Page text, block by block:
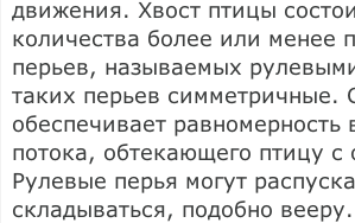
движения. Хвост птицы
количества более или менее
перьев, называемых
таких перьев симметричные.
обеспечивает равномерность
потока, обтекающего птицу с
Рулевые перья могут
складываться, подобно вееру.